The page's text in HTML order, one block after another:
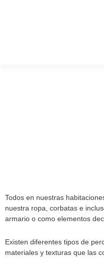
Todos en nuestras
nuestra ropa, corbatas e
armario o como elementos
Existen diferentes tipos de
materiales y texturas que las